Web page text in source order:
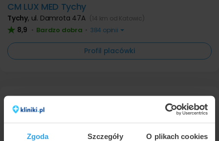
Zgoda Szczegóły O plikach cookies
CM LUX MED Tychy
Tychy, ul. Damrota 47A (14 km od Katowic)
8,9 • Bardzo dobra • 384 opinii
Profil placówki
Medycyna pracy Katowice - cena